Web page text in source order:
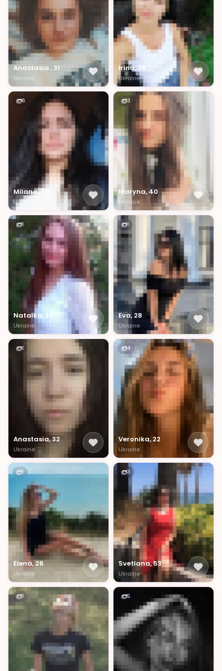
Anastasia , 31
Ukraine
Irina, 36
Ukraine
6
Milana, 36
Ukraine
3
Maryna, 40
Ukraine
1
Natalka, 38
Ukraine
1
Eva, 28
Ukraine
1
Anastasia, 32
Ukraine
4
Veronika, 22
Ukraine
1
Elena, 28
Ukraine
3
Svetlana, 53
Ukraine
1 5